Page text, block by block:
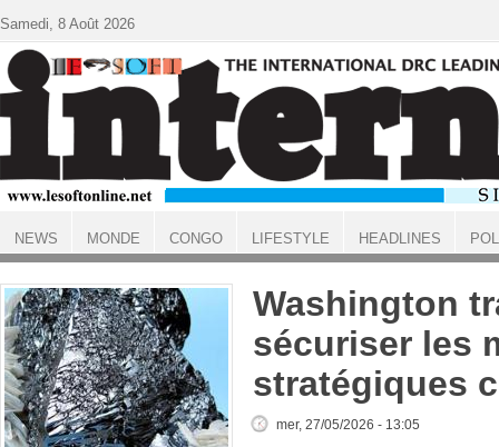
ACCUEIL
Washington
sécuriser les
stratégiques
mer, 27/05/2026 - 13:05
Samedi, 8 Août 2026
NEWS MONDE CONGO LIFESTYLE HEADLINES